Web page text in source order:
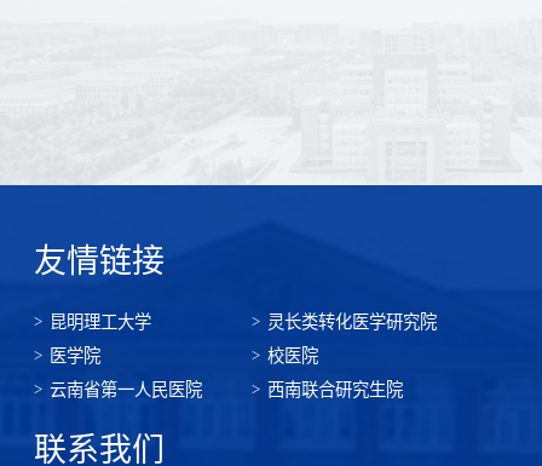
友情链接
昆明理工大学
灵长类转化医学研究院
医学院
校医院
云南省第一人民医院
西南联合研究生院
联系我们